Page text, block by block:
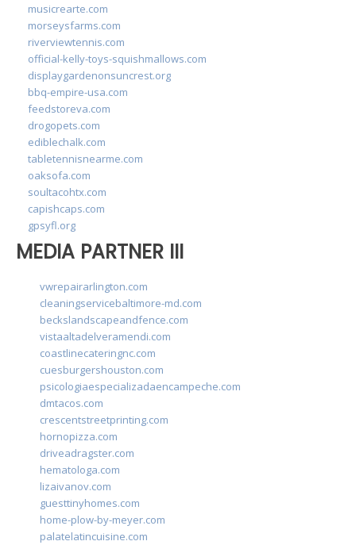
musicrearte.com
morseysfarms.com
riverviewtennis.com
official-kelly-toys-squishmallows.com
displaygardenonsuncrest.org
bbq-empire-usa.com
feedstoreva.com
drogopets.com
ediblechalk.com
tabletennisnearme.com
oaksofa.com
soultacohtx.com
capishcaps.com
gpsyfl.org
MEDIA PARTNER III
vwrepairarlington.com
cleaningservicebaltimore-md.com
beckslandscapeandfence.com
vistaaltadelveramendi.com
coastlinecateringnc.com
cuesburgershouston.com
psicologiaespecializadaencampeche.com
dmtacos.com
crescentstreetprinting.com
hornopizza.com
driveadragster.com
hematologa.com
lizaivanov.com
guesttinyhomes.com
home-plow-by-meyer.com
palatelatincuisine.com